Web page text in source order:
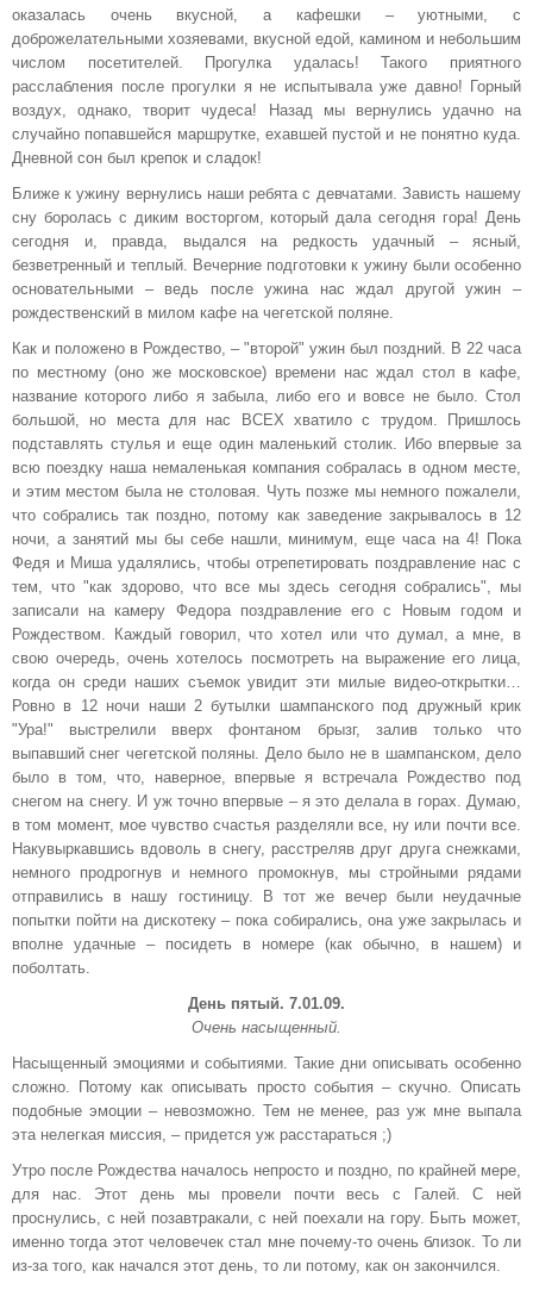
оказалась очень вкусной, а кафешки – уютными, с
доброжелательными хозяевами, вкусной едой, камином и небольшим
числом посетителей. Прогулка удалась! Такого приятного
расслабления после прогулки я не испытывала уже давно! Горный
воздух, однако, творит чудеса! Назад мы вернулись удачно на
случайно попавшейся маршрутке, ехавшей пустой и не понятно куда.
Дневной сон был крепок и сладок!
Ближе к ужину вернулись наши ребята с девчатами. Зависть нашему
сну боролась с диким восторгом, который дала сегодня гора! День
сегодня и, правда, выдался на редкость удачный – ясный,
безветренный и теплый. Вечерние подготовки к ужину были особенно
основательными – ведь после ужина нас ждал другой ужин –
рождественский в милом кафе на чегетской поляне.
Как и положено в Рождество, – "второй" ужин был поздний. В 22 часа
по местному (оно же московское) времени нас ждал стол в кафе,
название которого либо я забыла, либо его и вовсе не было. Стол
большой, но места для нас ВСЕХ хватило с трудом. Пришлось
подставлять стулья и еще один маленький столик. Ибо впервые за
всю поездку наша немаленькая компания собралась в одном месте,
и этим местом была не столовая. Чуть позже мы немного пожалели,
что собрались так поздно, потому как заведение закрывалось в 12
ночи, а занятий мы бы себе нашли, минимум, еще часа на 4! Пока
Федя и Миша удалялись, чтобы отрепетировать поздравление нас с
тем, что "как здорово, что все мы здесь сегодня собрались", мы
записали на камеру Федора поздравление его с Новым годом и
Рождеством. Каждый говорил, что хотел или что думал, а мне, в
свою очередь, очень хотелось посмотреть на выражение его лица,
когда он среди наших съемок увидит эти милые видео-открытки…
Ровно в 12 ночи наши 2 бутылки шампанского под дружный крик
"Ура!" выстрелили вверх фонтаном брызг, залив только что
выпавший снег чегетской поляны. Дело было не в шампанском, дело
было в том, что, наверное, впервые я встречала Рождество под
снегом на снегу. И уж точно впервые – я это делала в горах. Думаю,
в том момент, мое чувство счастья разделяли все, ну или почти все.
Накувыркавшись вдоволь в снегу, расстреляв друг друга снежками,
немного продрогнув и немного промокнув, мы стройными рядами
отправились в нашу гостиницу. В тот же вечер были неудачные
попытки пойти на дискотеку – пока собирались, она уже закрылась и
вполне удачные – посидеть в номере (как обычно, в нашем) и
поболтать.
День пятый. 7.01.09.
Очень насыщенный.
Насыщенный эмоциями и событиями. Такие дни описывать особенно
сложно. Потому как описывать просто события – скучно. Описать
подобные эмоции – невозможно. Тем не менее, раз уж мне выпала
эта нелегкая миссия, – придется уж расстараться ;)
Утро после Рождества началось непросто и поздно, по крайней мере,
для нас. Этот день мы провели почти весь с Галей. С ней
проснулись, с ней позавтракали, с ней поехали на гору. Быть может,
именно тогда этот человечек стал мне почему-то очень близок. То ли
из-за того, как начался этот день, то ли потому, как он закончился.